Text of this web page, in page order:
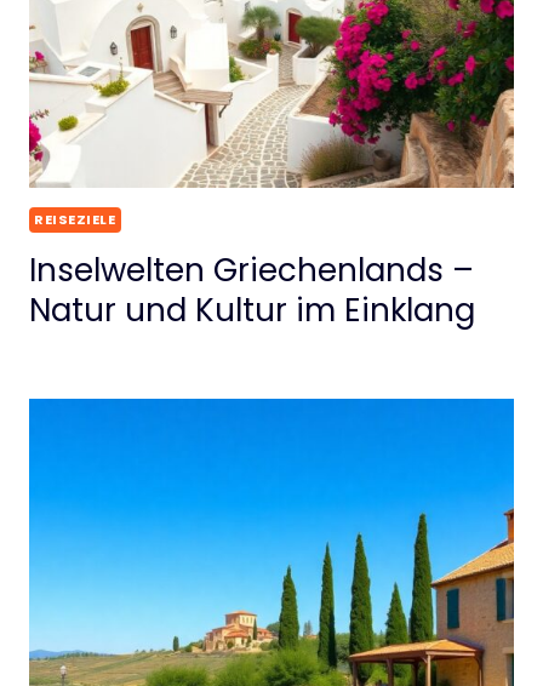
REISEZIELE
Inselwelten Griechenlands –
Natur und Kultur im Einklang